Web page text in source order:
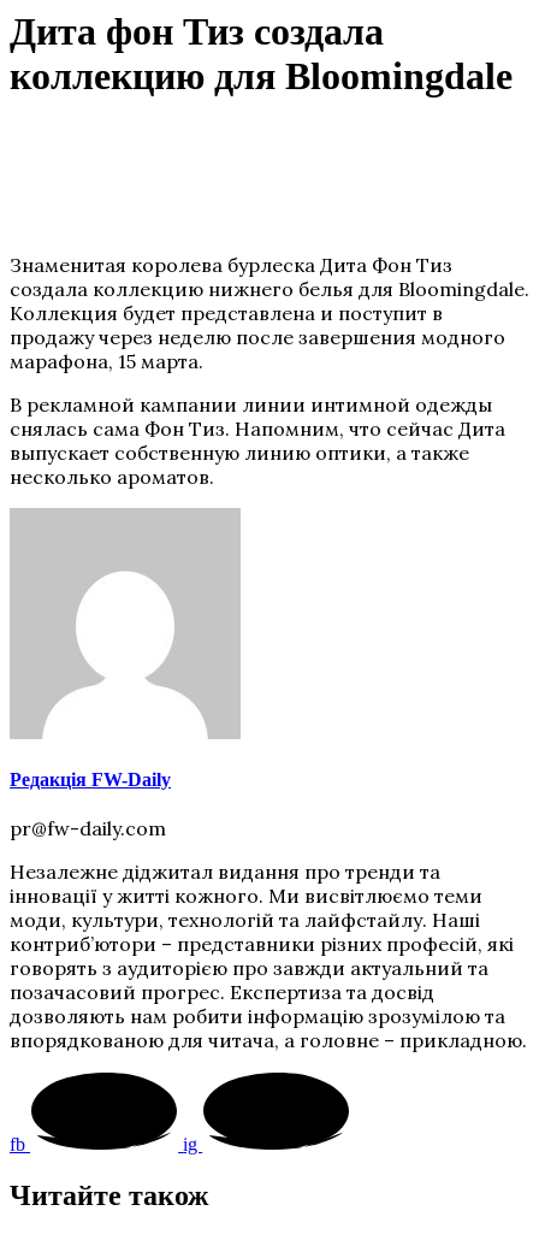
Дита фон Тиз создала
коллекцию для Bloomingdale
Знаменитая королева бурлеска Дита Фон Тиз
создала коллекцию нижнего белья для Bloomingdale.
Коллекция будет представлена и поступит в
продажу через неделю после завершения модного
марафона, 15 марта.
В рекламной кампании линии интимной одежды
снялась сама Фон Тиз. Напомним, что сейчас Дита
выпускает собственную линию оптики, а также
несколько ароматов.
Редакція FW-Daily
pr@fw-daily.com
Незалежне діджитал видання про тренди та
інновації у житті кожного. Ми висвітлюємо теми
моди, культури, технологій та лайфстайлу. Наші
контриб’ютори – представники різних професій, які
говорять з аудиторією про завжди актуальний та
позачасовий прогрес. Експертиза та досвід
дозволяють нам робити інформацію зрозумілою та
впорядкованою для читача, а головне – прикладною.
fb ig
Читайте також